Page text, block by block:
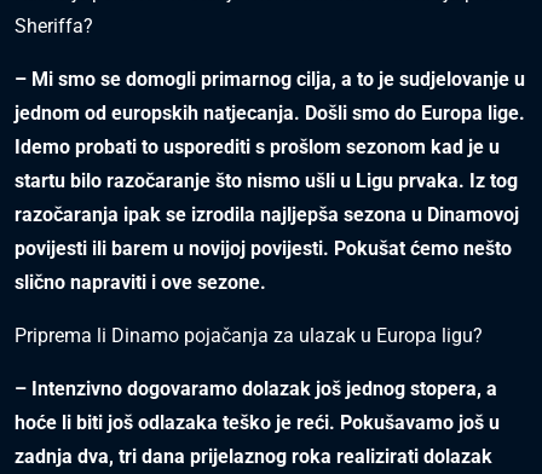
Sheriffa?
– Mi smo se domogli primarnog cilja, a to je sudjelovanje u
jednom od europskih natjecanja. Došli smo do Europa lige.
Idemo probati to usporediti s prošlom sezonom kad je u
startu bilo razočaranje što nismo ušli u Ligu prvaka. Iz tog
razočaranja ipak se izrodila najljepša sezona u Dinamovoj
povijesti ili barem u novijoj povijesti. Pokušat ćemo nešto
slično napraviti i ove sezone.
Priprema li Dinamo pojačanja za ulazak u Europa ligu?
– Intenzivno dogovaramo dolazak još jednog stopera, a
hoće li biti još odlazaka teško je reći. Pokušavamo još u
zadnja dva, tri dana prijelaznog roka realizirati dolazak